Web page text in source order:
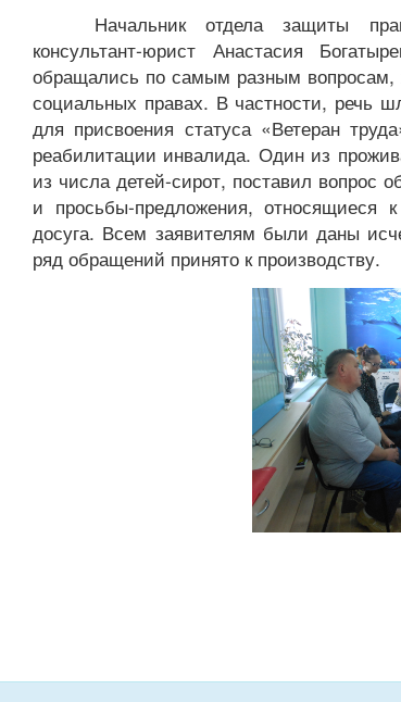
Начальник отдела защиты
консультант-юрист Анастасия
обращались по самым разным вопросам,
социальных правах. В частности, речь
для присвоения статуса «Ветеран
реабилитации инвалида. Один из
из числа детей-сирот, поставил вопрос
и просьбы-предложения, относящиеся к
досуга. Всем заявителям были даны
ряд обращений принято к производству.